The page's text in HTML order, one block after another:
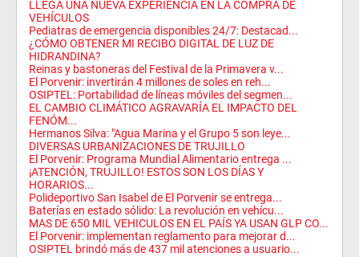
LLEGA UNA NUEVA EXPERIENCIA EN LA COMPRA DE
VEHÍCULOS
Pediatras de emergencia disponibles 24/7: Destacad...
¿CÓMO OBTENER MI RECIBO DIGITAL DE LUZ DE
HIDRANDINA?
Reinas y bastoneras del Festival de la Primavera v...
El Porvenir: invertirán 4 millones de soles en reh...
OSIPTEL: Portabilidad de líneas móviles del segmen...
EL CAMBIO CLIMÁTICO AGRAVARÍA EL IMPACTO DEL
FENÓM...
Hermanos Silva: "Agua Marina y el Grupo 5 son leye...
DIVERSAS URBANIZACIONES DE TRUJILLO
El Porvenir: Programa Mundial Alimentario entrega ...
¡ATENCIÓN, TRUJILLO! ESTOS SON LOS DÍAS Y
HORARIOS...
Polideportivo San Isabel de El Porvenir se entrega...
Baterías en estado sólido: La revolución en vehícu...
MAS DE 650 MIL VEHICULOS EN EL PAÍS YA USAN GLP CO...
El Porvenir: implementan reglamento para mejorar d...
OSIPTEL brindó más de 437 mil atenciones a usuario...